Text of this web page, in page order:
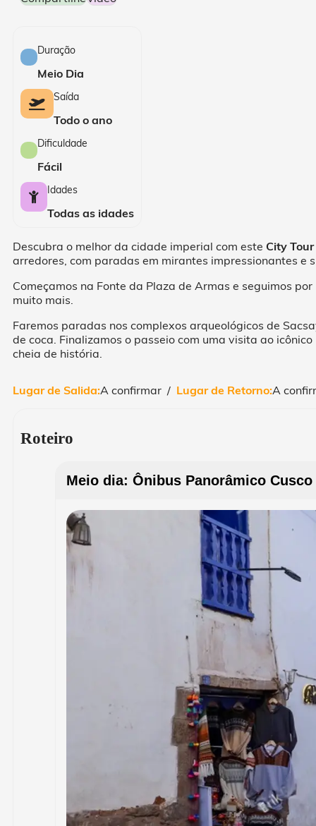
Duração
Meio Dia
Saída
Todo o ano
Dificuldade
Fácil
Idades
Todas as idades
Descubra o melhor da cidade imperial com este City
arredores, com paradas em mirantes impressionantes e
Começamos na Fonte da Plaza de Armas e seguimos
muito mais.
Faremos paradas nos complexos arqueológicos de
de coca. Finalizamos o passeio com uma visita ao
cheia de história.
Lugar de Salida:A confirmar / Lugar de Retorno:A
Roteiro
Meio dia: Ônibus Panorâmico Cusco